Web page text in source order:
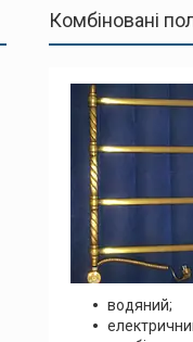
Комбіновані
водяний;